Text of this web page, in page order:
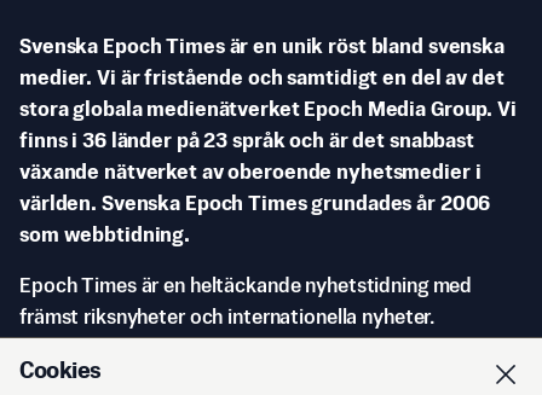
Svenska Epoch Times är en unik röst bland svenska
medier. Vi är fristående och samtidigt en del av det
stora globala medienätverket Epoch Media Group. Vi
finns i 36 länder på 23 språk och är det snabbast
växande nätverket av oberoende nyhetsmedier i
världen. Svenska Epoch Times grundades år 2006
som webbtidning.
Epoch Times är en heltäckande nyhetstidning med
främst riksnyheter och internationella nyheter.
Vi vill rapportera de viktiga händelserna i vår tid, inte för
Cookies